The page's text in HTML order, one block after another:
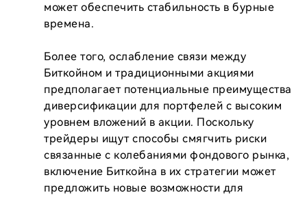
может обеспечить стабильность в бурные
времена.
Более того, ослабление связи между
Биткойном и традиционными акциями
предполагает потенциальные преимущества
диверсификации для портфелей с высоким
уровнем вложений в акции. Поскольку
трейдеры ищут способы смягчить риски
связанные с колебаниями фондового рынка,
включение Биткойна в их стратегии может
предложить новые возможности для